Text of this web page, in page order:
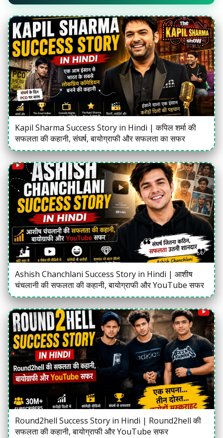
Kapil Sharma Success Story in Hindi | कपिल शर्मा की
सफलता की कहानी, संघर्ष, बायोग्राफी और सफलता का सफर
Ashish Chanchlani Success Story in Hindi | आशीष
चंचलानी की सफलता की कहानी, बायोग्राफी और YouTube सफर
Round2hell Success Story in Hindi | Round2hell की
सफलता की कहानी, बायोग्राफी और YouTube सफर